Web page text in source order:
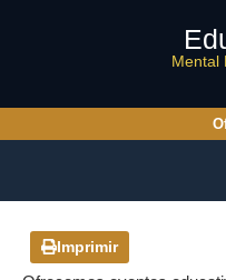
Mental
Imprimir